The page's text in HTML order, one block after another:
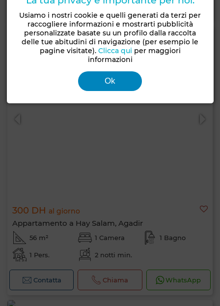
Contatta Chiama WhatsApp
300 DH al giorno
Appartamento a Hay Salam, Agadir
56 m² 1 Camera 1 Bagno
1 Pers. 2 notti min.
Contatta Chiama WhatsApp
Usiamo i nostri cookie e quelli generati da terzi per
raccogliere informazioni e mostrarti pubblicità
personalizzate basate su un profilo dalla raccolta
delle tue abitudini di navigazione (per esempio le
pagine visitate). Clicca qui per maggiori
informazioni
Ok